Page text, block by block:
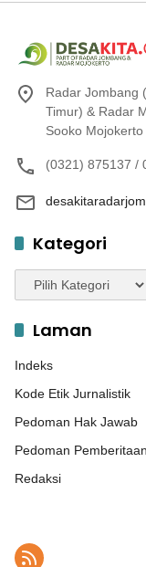
Radar Jombang
Timur) & Radar
Sooko
(0321) 875137 /
Kategori
Kategori
Laman
Indeks
Kode Etik Jurnalistik
Pedoman Hak Jawab
Pedoman
Redaksi